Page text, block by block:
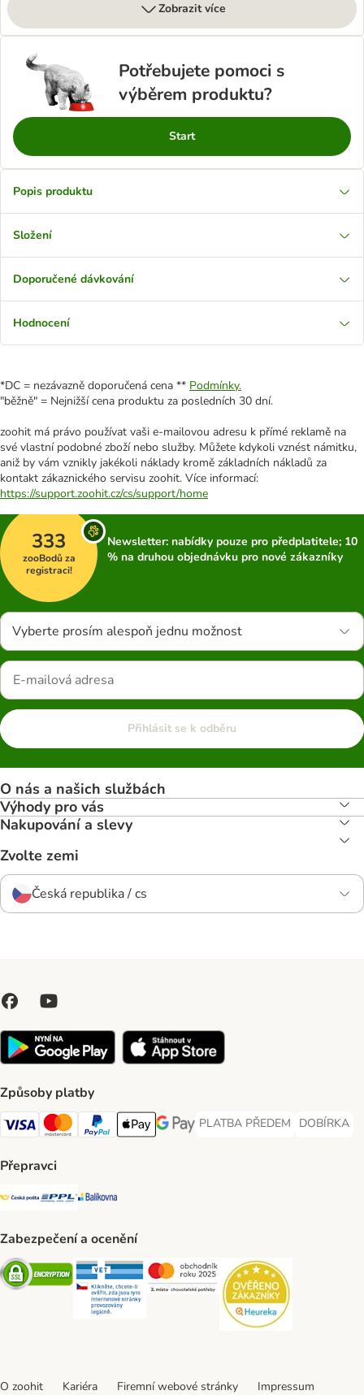
Zobrazit více
Potřebujete pomoci s
výběrem produktu?
Start
Popis produktu
Složení
Doporučené dávkování
Hodnocení
*DC = nezávazně doporučená cena ** Podmínky.
"běžně" = Nejnižší cena produktu za posledních 30 dní.
zoohit má právo používat vaši e-mailovou adresu k přímé reklamě na
své vlastní podobné zboží nebo služby. Můžete kdykoli vznést námitku,
aniž by vám vznikly jakékoli náklady kromě základních nákladů za
kontakt zákaznického servisu zoohit. Více informací:
https://support.zoohit.cz/cs/support/home
333
zooBodů za
registraci!
Newsletter: nabídky pouze pro předplatitele; 10
% na druhou objednávku pro nové zákazníky
Vyberte prosím alespoň jednu možnost
Přihlásit se k odběru
O nás a našich službách
Výhody pro vás
Nakupování a slevy
Zvolte zemi
Česká republika / cs
Způsoby platby
Visa Payment Method
Mastercard Payment Method
PayPal Payment Method
Apple pay Payment Method
GooglePay Payment Method
PLATBA PŘEDEM
PLATBA PŘEDEM Payment
DOBÍRKA
DOBÍRKA
Přepravci
Česká pošta Shipping Method
PPL Shipping Method
Balíkovna Shipping Method
Zabezpečení a ocenění
Security Security Security
O zoohit Kariéra Firemní webové stránky Impressum